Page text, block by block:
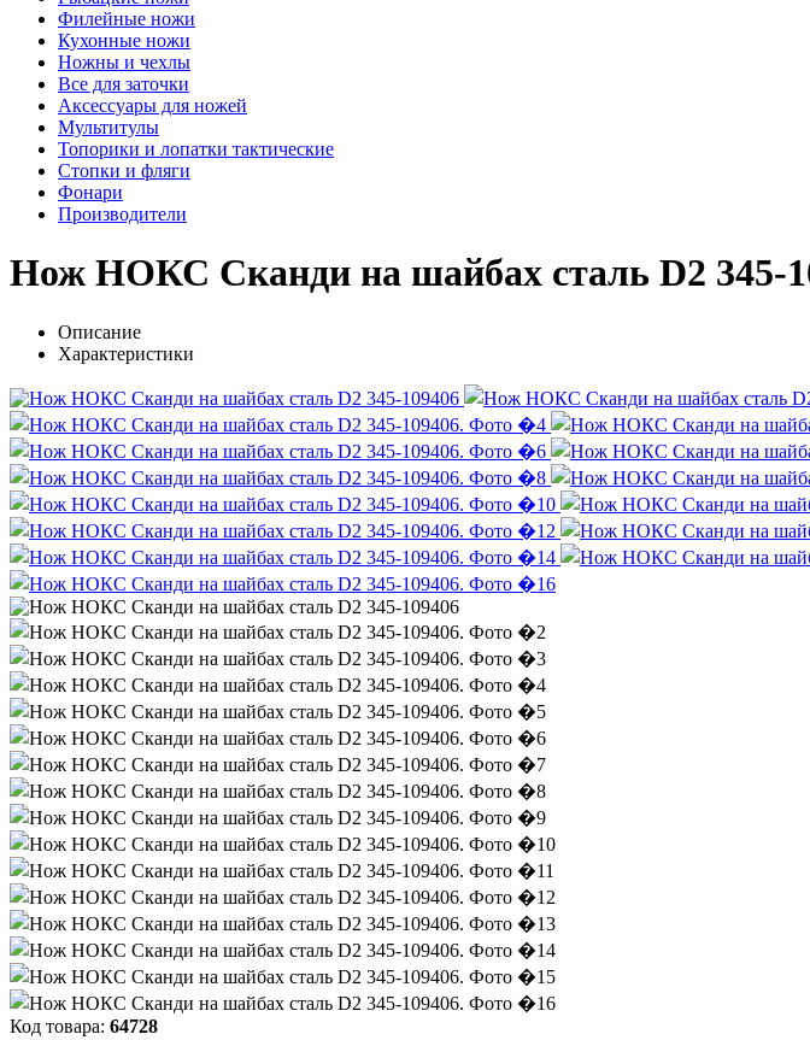
Филейные ножи
Кухонные ножи
Ножны и чехлы
Все для заточки
Аксессуары для ножей
Мультитулы
Топорики и лопатки тактические
Стопки и фляги
Фонари
Производители
Нож НОКС Сканди на шайбах сталь D2 345-
Описание
Характеристики
Код товара: 64728